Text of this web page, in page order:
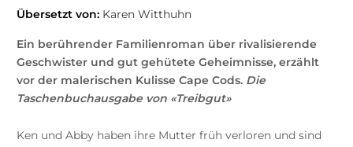
Übersetzt von: Karen Witthuhn
Ein berührender Familienroman über rivalisierende
Geschwister und gut gehütete Geheimnisse, erzählt
vor der malerischen Kulisse Cape Cods. Die
Taschenbuchausgabe von «Treibgut»
Ken und Abby haben ihre Mutter früh verloren und sind